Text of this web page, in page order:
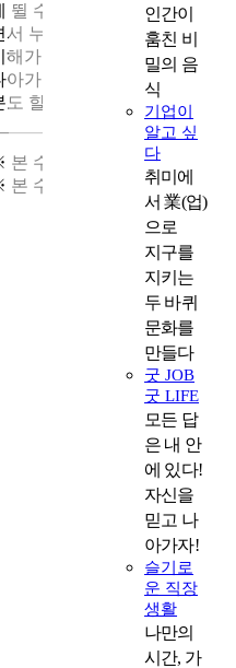
인간이
훔친 비
밀의 음
식
기업이
알고 싶
다
취미에
서 業(업)
으로
지구를
지키는
두 바퀴
문화를
만들다
굿 JOB
굿 LIFE
모든 답
은 내 안
에 있다!
자신을
믿고 나
아가자!
슬기로
운 직장
생활
나만의
시간, 가
뛸 수 있다는 용기를 북돋우
서 누구나 하는 일반적인 준
해가는 과정에서 자신에게
아가도 좋을 것 같다는 응원
도 할 수 있습니다! 감사합니다.
본 수기는 개인의 경험으로
본 수기는 지면 관계상 내용